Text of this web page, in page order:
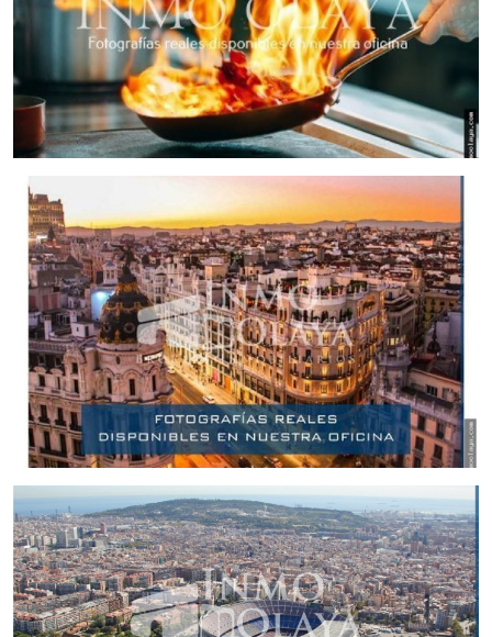
una zona reservada al servicio con todo lo necesario para
cumplir con las expectativas rápidas de nuestros clientes. A
su derecha encontramos el comedor o sala principal
debidamente organizado de manera estratégica para la
reserva y privacidad de distancia entre sus comensales. A
ello le adjuntamos una zona mas elevada con un registro de
mesas para un ambiente mas familiar.
Cuenta con una cocina con salida de humos y lo básico y
necesario para la realización de la actual actividad y con
muchas posibilidades de ampliación del servicio de la
misma.
Un pequeño almacén y sus respectivos baños
complementan esta fabulosa estancia.
Co aforo para 45 comensales , estancia perfectamente
climatizada y acondicionada para cualquier actividad de
restauración .
No podemos olvidarnos de la magnifica y amplia Terrassa
exterior con capacidad para 8-10 mesas dependiendo de su
distribución y totalmente reservada de las inclemencias del
tiempo gracias a su gran parasol gigante. Parcialmente
cerrada a posibles actuaciones exteriores (trafico rodado)
Con una clientela familiar, fidelizada y con una positiva
facturación, este lugar se convierte en único en la zona.
Traspaso 106.000 € y alquiler de 1.000 € sujeto a contrato
vigente ampliable sin inconvenientes.